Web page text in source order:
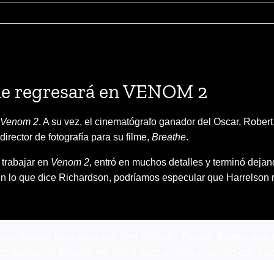
regresará en VENOM 2
Venom 2. A su vez, el cinematógrafo ganador del Oscar,
de fotografía para su filme, Breathe.
en Venom 2, entró en muchos detalles y terminó
lo que dice Richardson, podríamos especular que